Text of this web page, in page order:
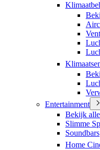
Entertainment
Bekijk
Slimme
Soundbars
Home